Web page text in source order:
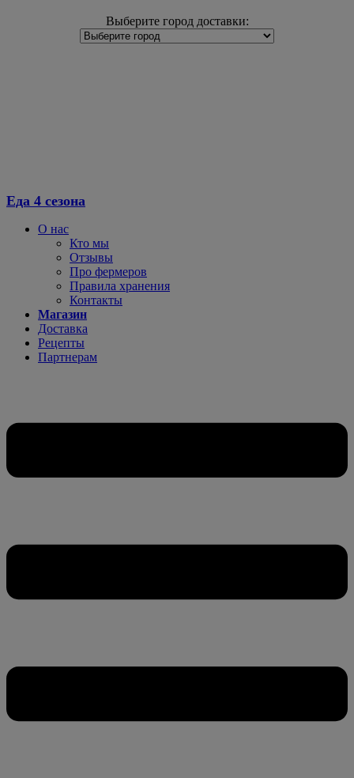
Выберите город доставки:
Еда 4 сезона
О нас
Кто мы
Отзывы
Про фермеров
Правила хранения
Контакты
Магазин
Доставка
Рецепты
Партнерам